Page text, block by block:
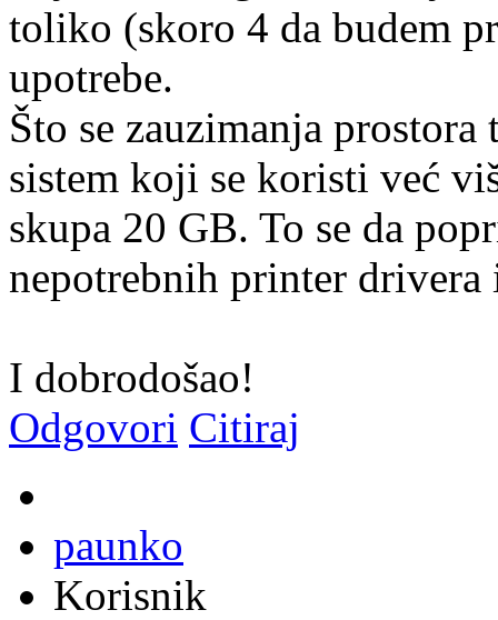
toliko (skoro 4 da budem
upotrebe.
Što se zauzimanja
sistem koji se koristi već
skupa 20 GB. To se da
nepotrebnih printer drivera
I dobrodošao!
Odgovori Citiraj
paunko
Korisnik